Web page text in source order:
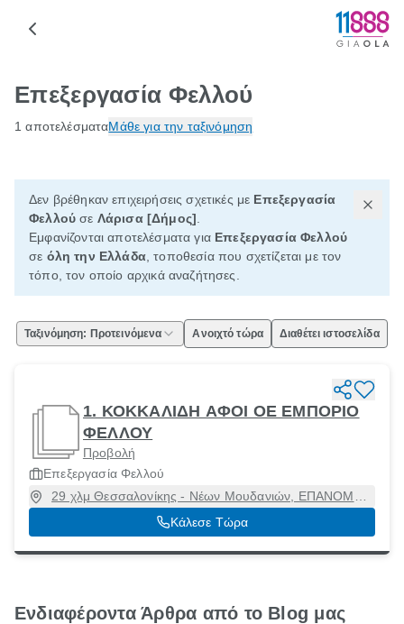
Επεξεργασία Φελλού
1 αποτελέσματαΜάθε για την ταξινόμηση
Δεν βρέθηκαν επιχειρήσεις σχετικές με Επεξεργασία
Φελλού σε Λάρισα [Δήμος]
Εμφανίζονται αποτελέσματα για Επεξεργασία Φελλού
σε όλη την Ελλάδα, τοποθεσία που σχετίζεται με τον
τόπο, τον οποίο αρχικά αναζήτησες.
Ταξινόμηση: Προτεινόμενα Ανοιχτό τώρα Διαθέτει ιστοσελίδα
1. ΚΟΚΚΑΛΙΔΗ ΑΦΟΙ ΟΕ ΕΜΠΟΡΙΟ
ΦΕΛΛΟΥ
Προβολή
Επεξεργασία Φελλού
29 χλμ Θεσσαλονίκης - Νέων Μουδανιών, ΕΠΑΝΟΜΗ,
Επανομή, Θεσσαλονίκη, 57500
Κάλεσε Τώρα
Ενδιαφέροντα Άρθρα από το Blog μας